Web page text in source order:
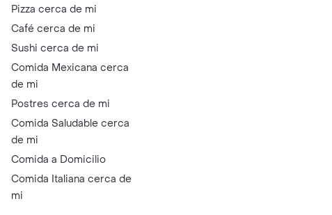
Pizza cerca de mi
Café cerca de mi
Sushi cerca de mi
Comida Mexicana cerca
de mi
Postres cerca de mi
Comida Saludable cerca
de mi
Comida a Domicilio
Comida Italiana cerca de
mi